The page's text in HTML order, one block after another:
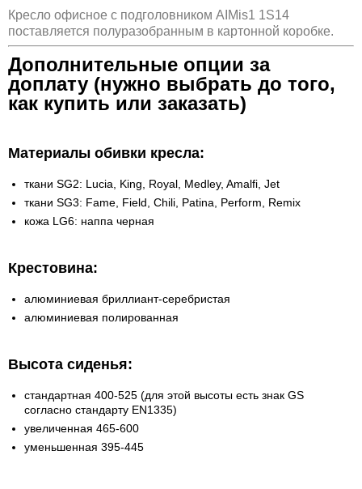
Кресло офисное с подголовником AIMis1 1S14
поставляется полуразобранным в картонной коробке.
Дополнительные опции за
доплату (нужно выбрать до того,
как купить или заказать)
Материалы обивки кресла:
ткани SG2: Lucia, King, Royal, Medley, Amalfi, Jet
ткани SG3: Fame, Field, Chili, Patina, Perform, Remix
кожа LG6: наппа черная
Крестовина:
алюминиевая бриллиант-серебристая
алюминиевая полированная
Высота сиденья:
стандартная 400-525 (для этой высоты есть знак GS
согласно стандарту EN1335)
увеличенная 465-600
уменьшенная 395-445